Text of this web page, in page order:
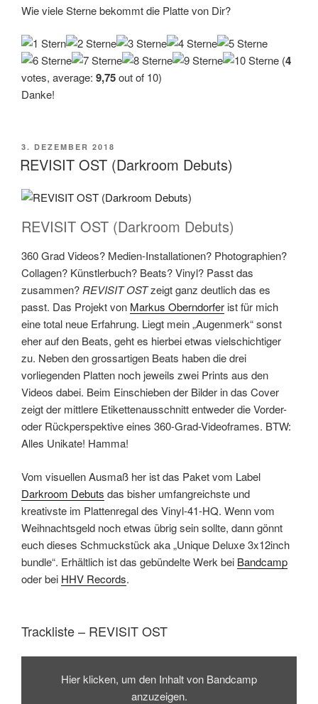
Wie viele Sterne bekommt die Platte von Dir?
(4
votes, average: 9,75out of 10)
Danke!
VERÖFFENTLICHT
AM
3. DEZEMBER 2018
REVISIT OST (Darkroom Debuts)
REVISIT OST (Darkroom Debuts)
360 Grad Videos? Medien-Installationen? Photographien?
Collagen? Künstlerbuch? Beats? Vinyl? Passt das
zusammen?REVISIT OSTzeigt ganz deutlich das es
passt. Das Projekt von Markus Oberndorfer ist für mich
eine total neue Erfahrung. Liegt mein „Augenmerk“ sonst
eher auf den Beats, geht es hierbei etwas vielschichtiger
zu. Neben den grossartigen Beats haben die drei
vorliegenden Platten noch jeweils zwei Prints aus den
Videos dabei. Beim Einschieben der Bilder in das Cover
zeigt der mittlere Etikettenausschnitt entweder die Vorder-
oder Rückperspektive eines 360-Grad-Videoframes. BTW:
Alles Unikate! Hamma!
Vom visuellen Ausmaß her ist das Paket vom Label
Darkroom Debuts das bisher umfangreichste und
kreativste im Plattenregal des Vinyl-41-HQ. Wenn vom
Weihnachtsgeld noch etwas übrig sein sollte, dann gönnt
euch dieses Schmuckstück aka „Unique Deluxe 3x12inch
bundle“. Erhältlich ist das gebündelte Werk bei Bandcamp
oder bei HHV Records.
Trackliste – REVISIT OST
Inhalt
BandcampHier klicken, um den Inhalt von Bandcamp
anzuzeigen.